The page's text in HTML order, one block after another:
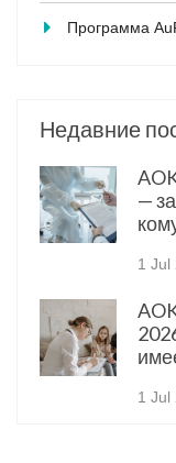
Программа
Недавние
—
1 Jul
1 Jul